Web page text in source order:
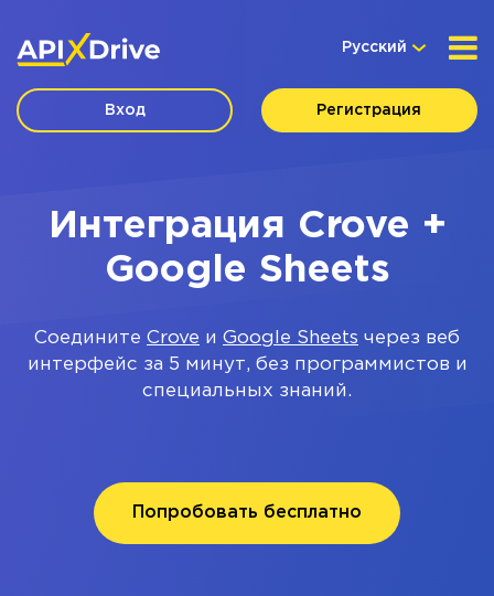
Русский
Вход Регистрация
Интеграция Crove +
Google Sheets
Соедините Crove и Google Sheets через веб
интерфейс за 5 минут, без программистов и
специальных знаний.
Попробовать бесплатно